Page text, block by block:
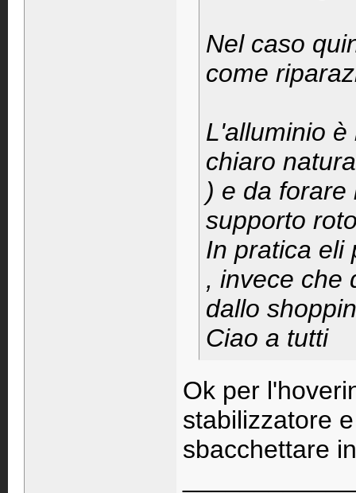
Nel caso
come
L'alluminio
chiaro
) e da forare
supporto
In pratica eli
, invece che
dallo
Ciao a tutti
Ok per
stabilizzatore
sbacchettare